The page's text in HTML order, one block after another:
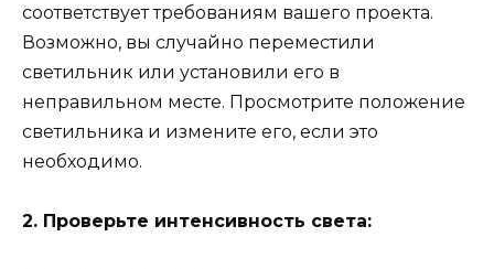
соответствует требованиям вашего проекта.
Возможно, вы случайно переместили
светильник или установили его в
неправильном месте. Просмотрите положение
светильника и измените его, если это
необходимо.
2. Проверьте интенсивность света: